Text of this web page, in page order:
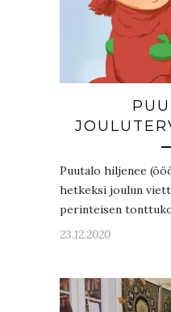
Puutalo hiljenee
hetkeksi joulun
perinteisen
23.12.2020